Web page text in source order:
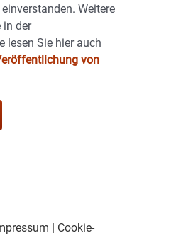
Weitere
in der
lesen Sie hier auch
von
| Cookie-